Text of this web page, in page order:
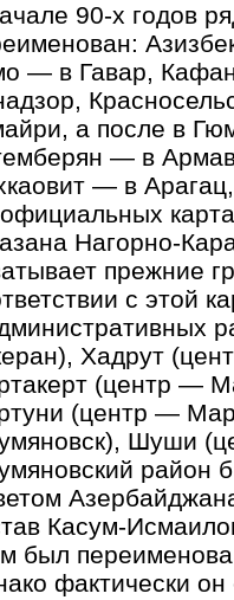
90-х годов
— в Гавар,
а после в
— в
— в
Нагорно-
прежние
с этой
Хадрут
(центр —
(центр —
Шуши
район
Касум-
был
фактически